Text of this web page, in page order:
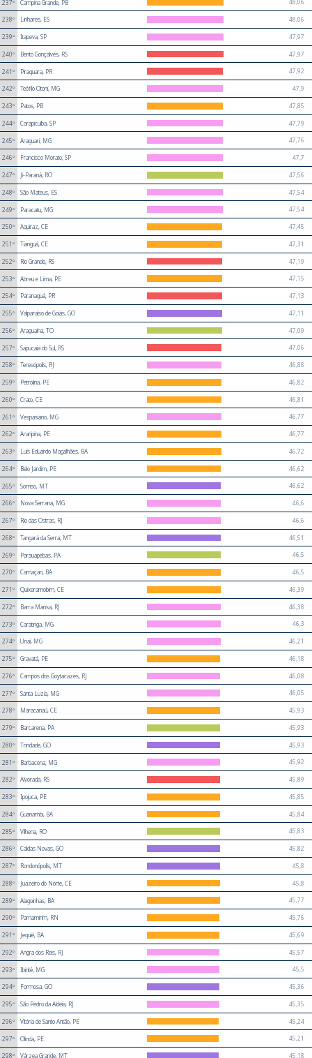
237º Campina Grande, PB 48,06
238º Linhares, ES 48,06
239º Itapeva, SP 47,97
240º Bento Gonçalves, RS 47,97
241º Piraquara, PR 47,92
242º Teófilo Otoni, MG 47,9
243º Patos, PB 47,85
244º Carapicuíba, SP 47,79
245º Araguari, MG 47,76
246º Francisco Morato, SP 47,7
247º Ji-Paraná, RO 47,56
248º São Mateus, ES 47,54
249º Paracatu, MG 47,54
250º Aquiraz, CE 47,45
251º Tianguá, CE 47,31
252º Rio Grande, RS 47,19
253º Abreu e Lima, PE 47,15
254º Paranaguá, PR 47,13
255º Valparaíso de Goiás, GO 47,11
256º Araguaína, TO 47,09
257º Sapucaia do Sul, RS 47,06
258º Teresópolis, RJ 46,88
259º Petrolina, PE 46,82
260º Crato, CE 46,81
261º Vespasiano, MG 46,77
262º Araripina, PE 46,77
263º Luís Eduardo Magalhães, BA 46,72
264º Belo Jardim, PE 46,62
265º Sorriso, MT 46,62
266º Nova Serrana, MG 46,6
267º Rio das Ostras, RJ 46,6
268º Tangará da Serra, MT 46,51
269º Parauapebas, PA 46,5
270º Camaçari, BA 46,5
271º Quixeramobim, CE 46,39
272º Barra Mansa, RJ 46,38
273º Caratinga, MG 46,3
274º Unaí, MG 46,21
275º Gravatá, PE 46,18
276º Campos dos Goytacazes, RJ 46,08
277º Santa Luzia, MG 46,05
278º Maracanaú, CE 45,93
279º Barcarena, PA 45,93
280º Trindade, GO 45,93
281º Barbacena, MG 45,92
282º Alvorada, RS 45,89
283º Ipojuca, PE 45,85
284º Guanambi, BA 45,84
285º Vilhena, RO 45,83
286º Caldas Novas, GO 45,82
287º Rondonópolis, MT 45,8
288º Juazeiro do Norte, CE 45,8
289º Alagoinhas, BA 45,77
290º Parnamirim, RN 45,76
291º Jequié, BA 45,69
292º Angra dos Reis, RJ 45,57
293º Ibirité, MG 45,5
294º Formosa, GO 45,36
295º São Pedro da Aldeia, RJ 45,35
296º Vitória de Santo Antão, PE 45,24
297º Olinda, PE 45,21
298º Várzea Grande, MT 45,18